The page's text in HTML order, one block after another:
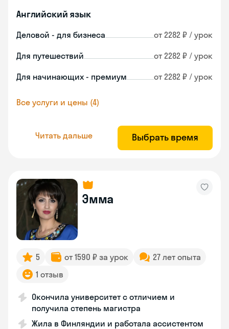
Английский язык
Деловой - для бизнеса от 2282 ₽ / урок
Для путешествий от 2282 ₽ / урок
Для начинающих - премиум от 2282 ₽ / урок
Все услуги и цены (4)
Читать дальше Выбрать время
Эмма
5 от 1590 ₽ за урок
27 лет опыта
1 отзыв
Окончила университет с отличием и
получила степень магистра
Жила в Финляндии и работала ассистентом